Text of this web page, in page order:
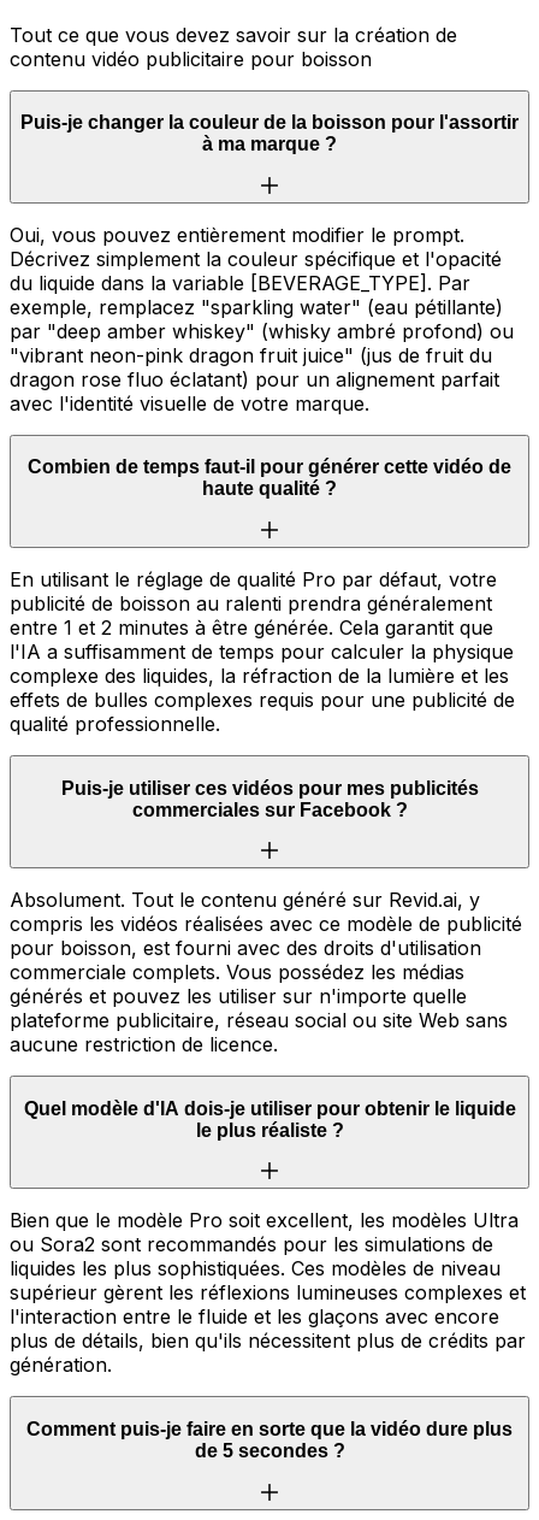
Tout ce que vous devez savoir sur la création de
contenu vidéo publicitaire pour boisson
Puis-je changer la couleur de la boisson pour l'assortir
à ma marque ?
Oui, vous pouvez entièrement modifier le prompt.
Décrivez simplement la couleur spécifique et l'opacité
du liquide dans la variable [BEVERAGE_TYPE]. Par
exemple, remplacez "sparkling water" (eau pétillante)
par "deep amber whiskey" (whisky ambré profond) ou
"vibrant neon-pink dragon fruit juice" (jus de fruit du
dragon rose fluo éclatant) pour un alignement parfait
avec l'identité visuelle de votre marque.
Combien de temps faut-il pour générer cette vidéo de
haute qualité ?
En utilisant le réglage de qualité Pro par défaut, votre
publicité de boisson au ralenti prendra généralement
entre 1 et 2 minutes à être générée. Cela garantit que
l'IA a suffisamment de temps pour calculer la physique
complexe des liquides, la réfraction de la lumière et les
effets de bulles complexes requis pour une publicité de
qualité professionnelle.
Puis-je utiliser ces vidéos pour mes publicités
commerciales sur Facebook ?
Absolument. Tout le contenu généré sur Revid.ai, y
compris les vidéos réalisées avec ce modèle de publicité
pour boisson, est fourni avec des droits d'utilisation
commerciale complets. Vous possédez les médias
générés et pouvez les utiliser sur n'importe quelle
plateforme publicitaire, réseau social ou site Web sans
aucune restriction de licence.
Quel modèle d'IA dois-je utiliser pour obtenir le liquide
le plus réaliste ?
Bien que le modèle Pro soit excellent, les modèles Ultra
ou Sora2 sont recommandés pour les simulations de
liquides les plus sophistiquées. Ces modèles de niveau
supérieur gèrent les réflexions lumineuses complexes et
l'interaction entre le fluide et les glaçons avec encore
plus de détails, bien qu'ils nécessitent plus de crédits par
génération.
Comment puis-je faire en sorte que la vidéo dure plus
de 5 secondes ?